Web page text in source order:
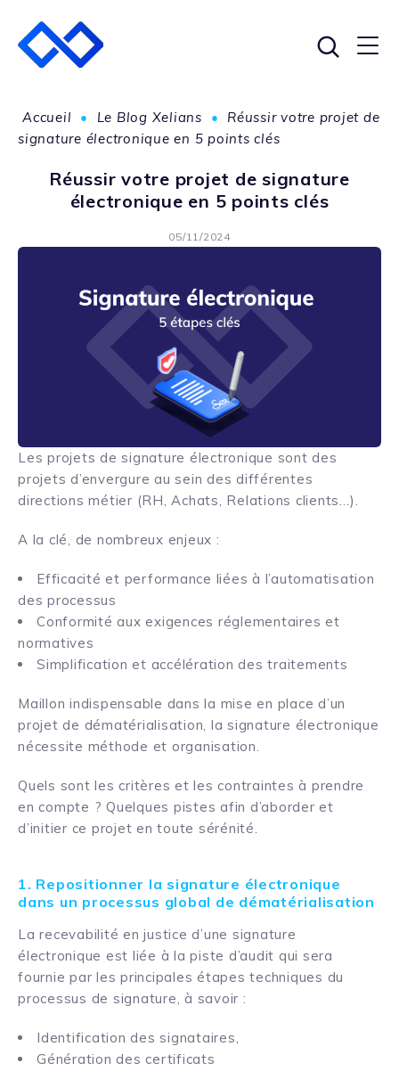
Accueil • Le Blog Xelians •
Réussir votre projet de
signature électronique en 5 points clés
Réussir votre projet de signature
électronique en 5 points clés
05/11/2024
Les projets de signature électronique sont des
projets d’envergure au sein des différentes
directions métier (RH, Achats, Relations clients…).
A la clé, de nombreux enjeux :
Efficacité et performance liées à l’automatisation
des processus
Conformité aux exigences réglementaires et
normatives
Simplification et accélération des traitements
Maillon indispensable dans la mise en place d’un
projet de dématérialisation, la signature électronique
nécessite méthode et organisation.
Quels sont les critères et les contraintes à prendre
en compte ? Quelques pistes afin d’aborder et
d’initier ce projet en toute sérénité.
1. Repositionner la signature électronique
dans un processus global de dématérialisation
La recevabilité en justice d’une signature
électronique est liée à la piste d’audit qui sera
fournie par les principales étapes techniques du
processus de signature, à savoir :
Identification des signataires,
Génération des certificats